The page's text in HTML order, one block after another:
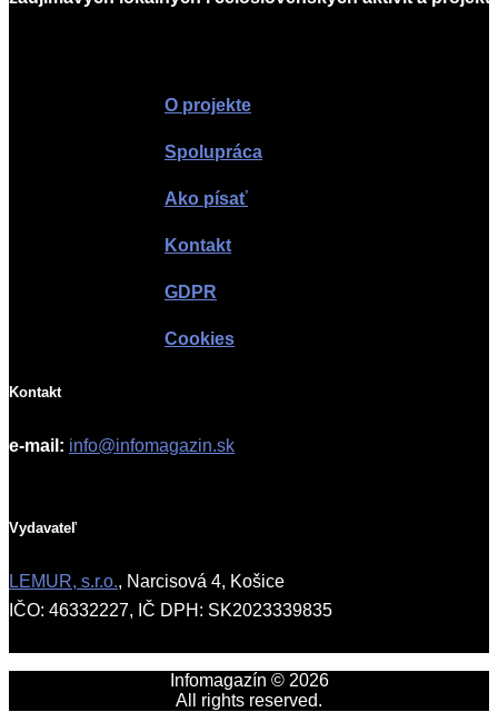
O projekte
Spolupráca
Ako písať
Kontakt
GDPR
Cookies
Kontakt
e-mail: info@infomagazin.sk
Vydavateľ
LEMUR, s.r.o., Narcisová 4, Košice
IČO: 46332227, IČ DPH: SK2023339835
Infomagazín © 2026
All rights reserved.